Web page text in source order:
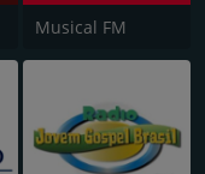
Musical FM